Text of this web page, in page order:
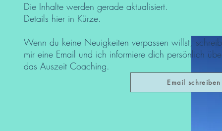
Die Inhalte werden gerade aktualisiert.
Details hier in Kürze.
Wenn du keine Neuigkeiten verpassen willst, schreib
mir eine Email und ich informiere dich persönlich
das Auszeit Coaching.
Email schreiben